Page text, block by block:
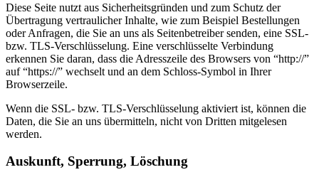
Diese Seite nutzt aus Sicherheitsgründen und zum Schutz der
Übertragung vertraulicher Inhalte, wie zum Beispiel Bestellungen
oder Anfragen, die Sie an uns als Seitenbetreiber senden, eine SSL-
bzw. TLS-Verschlüsselung. Eine verschlüsselte Verbindung
erkennen Sie daran, dass die Adresszeile des Browsers von “http://”
auf “https://” wechselt und an dem Schloss-Symbol in Ihrer
Browserzeile.
Wenn die SSL- bzw. TLS-Verschlüsselung aktiviert ist, können die
Daten, die Sie an uns übermitteln, nicht von Dritten mitgelesen
werden.
Auskunft, Sperrung, Löschung